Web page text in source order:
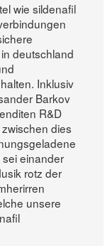
wie sildenafil
deutschland
Inklusiv
Barkov
R&D
dies
einander
rotz der
unsere